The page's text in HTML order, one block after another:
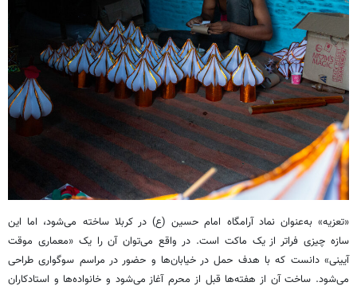
«تعزیه» به‌عنوان نماد آرامگاه امام حسین (ع) در کربلا ساخته می‌شود، اما این
سازه چیزی فراتر از یک ماکت است. در واقع می‌توان آن را یک «معماری موقت
آیینی» دانست که با هدف حمل در خیابان‌ها و حضور در مراسم سوگواری طراحی
می‌شود. ساخت آن از هفته‌ها قبل از محرم آغاز می‌شود و خانواده‌ها و استادکاران